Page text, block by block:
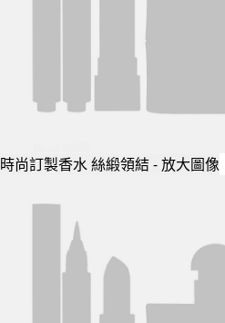
時尚訂製香水 絲緞領結 - 放大圖像